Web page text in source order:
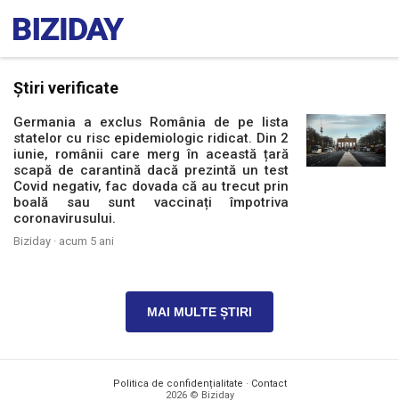
Știri verificate
Germania a exclus România de pe lista
statelor cu risc epidemiologic ridicat. Din 2
iunie, românii care merg în această țară
scapă de carantină dacă prezintă un test
Covid negativ, fac dovada că au trecut prin
boală sau sunt vaccinați împotriva
coronavirusului.
Biziday · acum 5 ani
MAI MULTE ȘTIRI
Politica de confidențialitate · Contact
2026 © Biziday